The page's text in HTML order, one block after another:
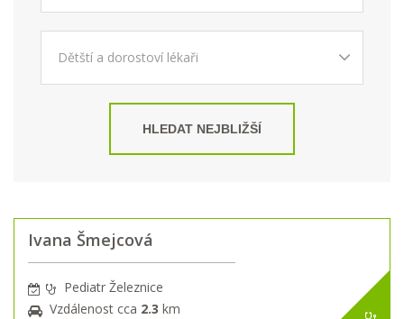
HLEDAT NEJBLIŽŠÍ
Ivana Šmejcová
Pediatr Železnice
Vzdálenost cca 2.3 km